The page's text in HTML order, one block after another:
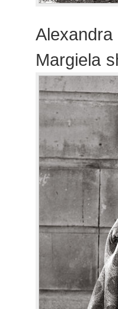
Margiela